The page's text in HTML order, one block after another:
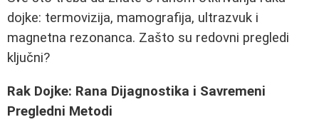
dojke: termovizija, mamografija, ultrazvuk i
magnetna rezonanca. Zašto su redovni pregledi
ključni?
Rak Dojke: Rana Dijagnostika i Savremeni
Pregledni Metodi